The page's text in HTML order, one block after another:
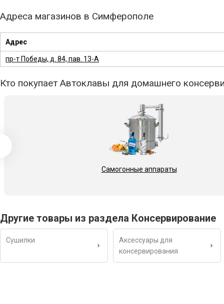
Адреса магазинов в Симферополе
Адрес
пр-т Победы, д. 84, пав. 13-А
Кто покупает Автоклавы для домашнего
Самогонные аппараты
Другие товары из раздела Консервирование
Сушилки
Аксессуары для
консервирования